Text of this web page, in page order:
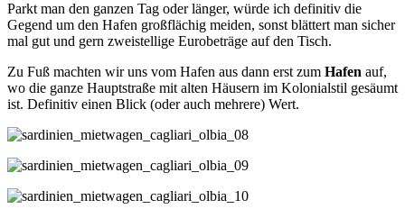
Parkt man den ganzen Tag oder länger, würde ich definitiv die
Gegend um den Hafen großflächig meiden, sonst blättert man sicher
mal gut und gern zweistellige Eurobeträge auf den Tisch.
Zu Fuß machten wir uns vom Hafen aus dann erst zum Hafen auf,
wo die ganze Hauptstraße mit alten Häusern im Kolonialstil gesäumt
ist. Definitiv einen Blick (oder auch mehrere) Wert.